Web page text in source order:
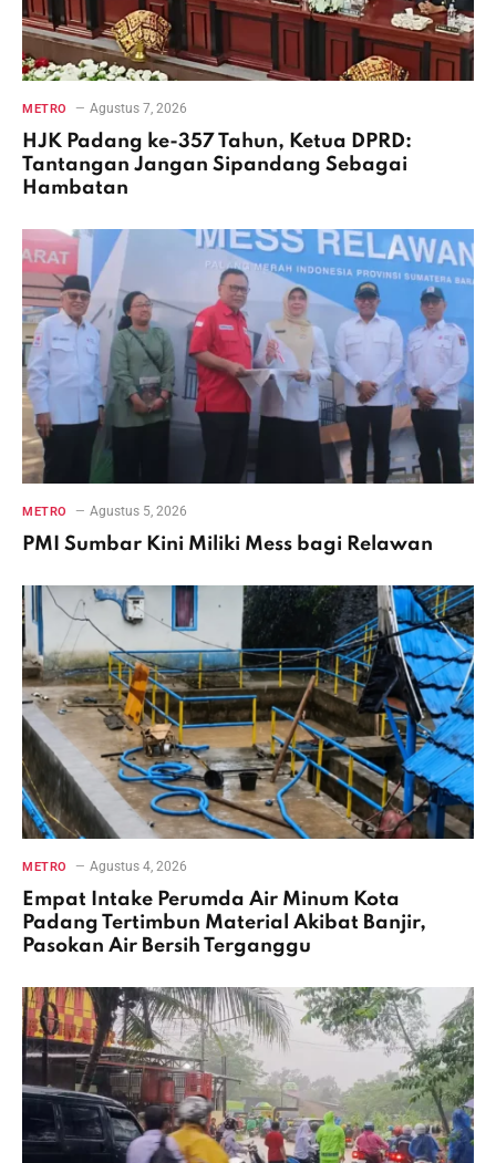
METRO Agustus 7, 2026
HJK Padang ke-357 Tahun, Ketua DPRD:
Tantangan Jangan Sipandang Sebagai
Hambatan
METRO Agustus 5, 2026
PMI Sumbar Kini Miliki Mess bagi Relawan
METRO Agustus 4, 2026
Empat Intake Perumda Air Minum Kota
Padang Tertimbun Material Akibat Banjir,
Pasokan Air Bersih Terganggu